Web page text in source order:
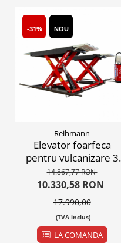
-31% NOU
Reihmann
Elevator foarfeca
pentru vulcanizare 3
tone Reihmann cu
garda la sol 11,5 cm,
deblocare automata,
ridica 1000 mm, kit
mobil pentru
deplasare, S30 PRO
14.867,77 RON
10.330,58 RON
17.990,00
(TVA inclus)
LA COMANDA